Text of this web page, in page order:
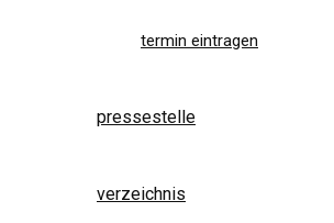
termin eintragen
pressestelle
verzeichnis